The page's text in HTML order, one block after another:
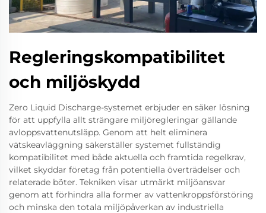
Regleringskompatibilitet
och miljöskydd
Zero Liquid Discharge-systemet erbjuder en säker lösning
för att uppfylla allt strängare miljöregleringar gällande
avloppsvattenutsläpp. Genom att helt eliminera
vätskeavläggning säkerställer systemet fullständig
kompatibilitet med både aktuella och framtida regelkrav,
vilket skyddar företag från potentiella överträdelser och
relaterade böter. Tekniken visar utmärkt miljöansvar
genom att förhindra alla former av vattenkroppsförstöring
och minska den totala miljöpåverkan av industriella